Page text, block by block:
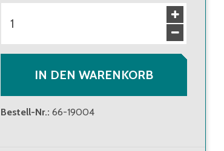
IN DEN WARENKORB
Bestell-Nr.: 66-19004